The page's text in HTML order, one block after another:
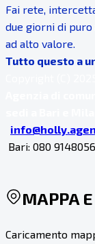
Fai rete,
due giorni di
ad alto valore.
Tutto questo a
Bari: 080
MAPPA
Caricamento